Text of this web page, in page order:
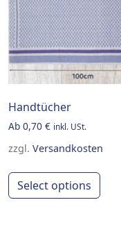
Handtücher
Ab 0,70 € inkl. USt.
zzgl. Versandkosten
Select options